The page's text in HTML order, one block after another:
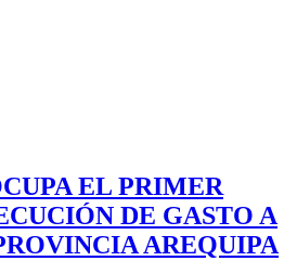
EL PRIMER
DE GASTO A
AREQUIPA